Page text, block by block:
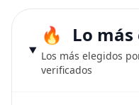
Lo
Los más elegidos
verificados